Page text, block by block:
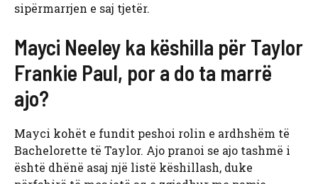
sipërmarrjen e saj tjetër.
Mayci Neeley ka këshilla për Taylor
Frankie Paul, por a do ta marrë
ajo?
Mayci kohët e fundit peshoi rolin e ardhshëm të
Bachelorette të Taylor. Ajo pranoi se ajo tashmë i
është dhënë asaj një listë këshillash, duke